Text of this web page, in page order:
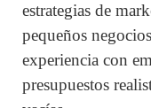
estrategias de
pequeños
experiencia con
presupuestos